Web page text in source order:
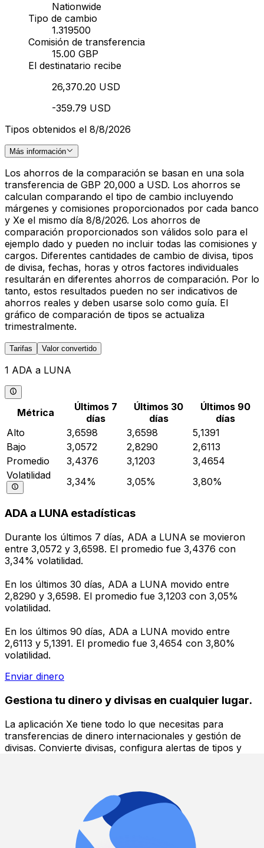
Nationwide
Tipo de cambio
1.319500
Comisión de transferencia
15.00 GBP
El destinatario recibe
26,370.20 USD
-359.79 USD
Tipos obtenidos el 8/8/2026
Más información
Los ahorros de la comparación se basan en una sola
transferencia de GBP 20,000 a USD. Los ahorros se
calculan comparando el tipo de cambio incluyendo
márgenes y comisiones proporcionados por cada banco
y Xe el mismo día 8/8/2026. Los ahorros de
comparación proporcionados son válidos solo para el
ejemplo dado y pueden no incluir todas las comisiones y
cargos. Diferentes cantidades de cambio de divisa, tipos
de divisa, fechas, horas y otros factores individuales
resultarán en diferentes ahorros de comparación. Por lo
tanto, estos resultados pueden no ser indicativos de
ahorros reales y deben usarse solo como guía. El
gráfico de comparación de tipos se actualiza
trimestralmente.
Tarifas Valor convertido
1 ADA a LUNA
Métrica
Últimos 7
días
Últimos 30
días
Últimos 90
días
Alto
3,6598 3,6598
5,1391
Bajo
3,0572 2,8290
2,6113
Promedio
3,4376 3,1203
3,4654
Volatilidad
3,34% 3,05% 3,80%
ADA a LUNA estadísticas
Durante los últimos 7 días, ADA a LUNA se movieron
entre 3,0572 y 3,6598. El promedio fue 3,4376 con
3,34% volatilidad.
En los últimos 30 días, ADA a LUNA movido entre
2,8290 y 3,6598. El promedio fue 3,1203 con 3,05%
volatilidad.
En los últimos 90 días, ADA a LUNA movido entre
2,6113 y 5,1391. El promedio fue 3,4654 con 3,80%
volatilidad.
Enviar dinero
Gestiona tu dinero y divisas en cualquier lugar.
La aplicación Xe tiene todo lo que necesitas para
transferencias de dinero internacionales y gestión de
divisas. Convierte divisas, configura alertas de tipos y